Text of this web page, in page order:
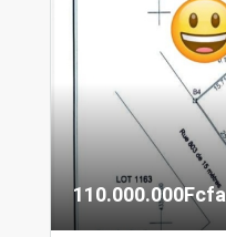
110.000.000Fcfa